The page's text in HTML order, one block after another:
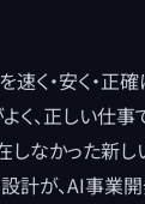
く・安く・正
、正しい仕事
しなかった新し
計が、AI事業